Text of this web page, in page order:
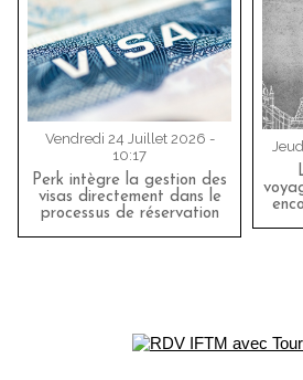
Vendredi 24 Juillet 2026 -
10:17
Perk intègre la gestion des
visas directement dans le
processus de réservation